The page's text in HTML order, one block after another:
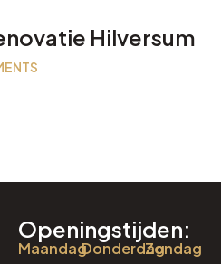
Hilversum
Openingstijden:
MaandagDonderdagZondag